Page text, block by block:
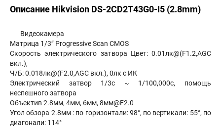
Описание Hikvision DS-2CD2T43G0-I5 (2.8mm)
Видеокамера
Матрица 1/3’’ Progressive Scan CMOS
Скорость электрического затвора Цвет: 0.01лк@(F1.2,AGC
вкл.),
Ч/Б: 0.018лк@(F2.0,AGC вкл.), 0лк с ИК
Электрический затвор 1/3с ~ 1/100,000с, помощь
неспешного затвора
Объектив 2.8мм, 4мм, 6мм, 8мм@F2.0
Угол обзора 2.8мм : по горизонтали: 98°, по вертикали: 55°, по
диагонали: 114°